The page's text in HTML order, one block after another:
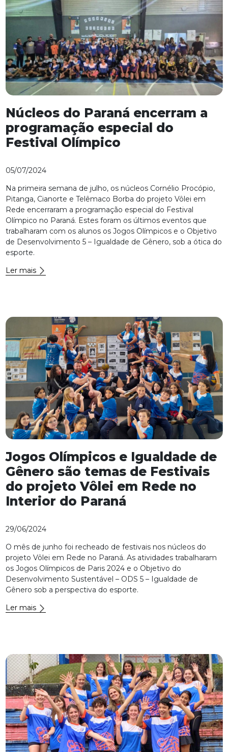
Núcleos do Paraná encerram a
programação especial do
Festival Olímpico
05/07/2024
Na primeira semana de julho, os núcleos Cornélio Procópio,
Pitanga, Cianorte e Telêmaco Borba do projeto Vôlei em
Rede encerraram a programação especial do Festival
Olímpico no Paraná. Estes foram os últimos eventos que
trabalharam com os alunos os Jogos Olímpicos e o Objetivo
de Desenvolvimento 5 – Igualdade de Gênero, sob a ótica do
esporte.
Ler mais
Jogos Olímpicos e Igualdade de
Gênero são temas de Festivais
do projeto Vôlei em Rede no
Interior do Paraná
29/06/2024
O mês de junho foi recheado de festivais nos núcleos do
projeto Vôlei em Rede no Paraná. As atividades trabalharam
os Jogos Olímpicos de Paris 2024 e o Objetivo do
Desenvolvimento Sustentável – ODS 5 – Igualdade de
Gênero sob a perspectiva do esporte.
Ler mais